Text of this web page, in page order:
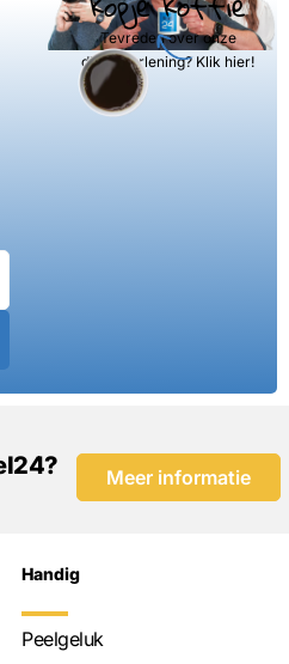
Tevreden over onze
dienstverlening? Klik hier!
Meer informatie
Handig
Peelgeluk